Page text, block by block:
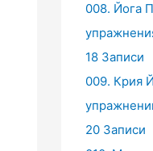
008. Йога
18 Записи
009. Крия
20 Записи